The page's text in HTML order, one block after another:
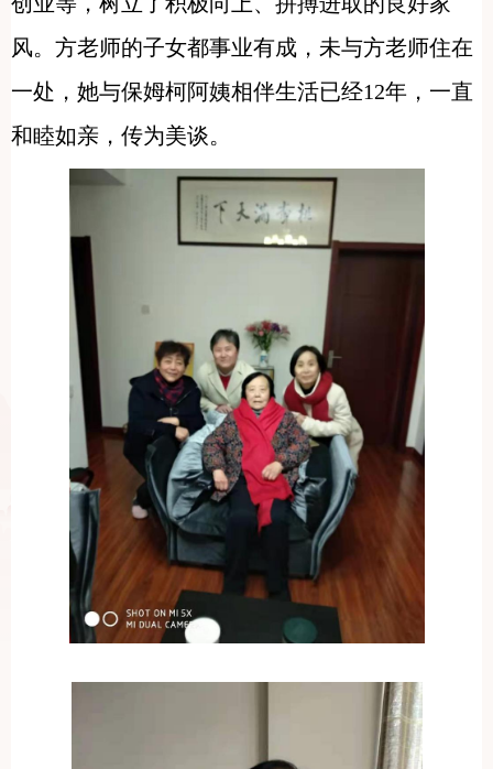
风。方老师的子女都事业有成，未与方老师住在
一处，她与保姆柯阿姨相伴生活已经12年，一直
和睦如亲，传为美谈。